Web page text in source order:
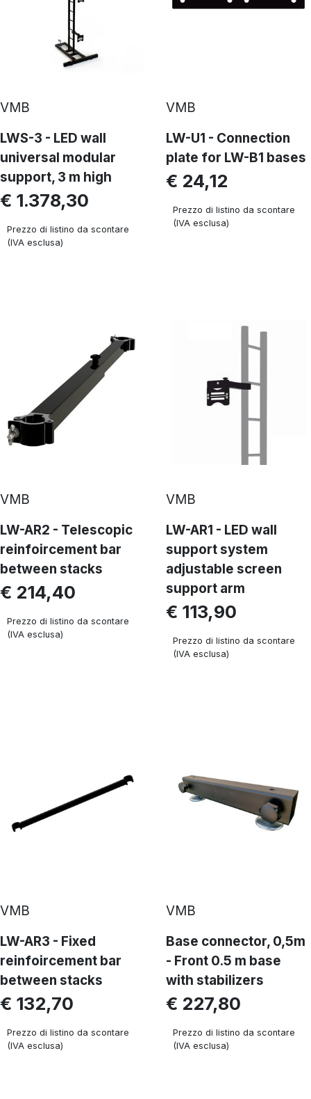
VMB
LWS-3 - LED wall
universal modular
support, 3 m high
€ 1.378,30
Prezzo di listino da scontare
(IVA esclusa)
VMB
LW-U1 - Connection
plate for LW-B1 bases
€ 24,12
Prezzo di listino da scontare
(IVA esclusa)
VMB
LW-AR2 - Telescopic
reinfoircement bar
between stacks
€ 214,40
Prezzo di listino da scontare
(IVA esclusa)
VMB
LW-AR1 - LED wall
support system
adjustable screen
support arm
€ 113,90
Prezzo di listino da scontare
(IVA esclusa)
VMB
LW-AR3 - Fixed
reinfoircement bar
between stacks
€ 132,70
Prezzo di listino da scontare
(IVA esclusa)
VMB
Base connector, 0,5m
- Front 0.5 m base
with stabilizers
€ 227,80
Prezzo di listino da scontare
(IVA esclusa)